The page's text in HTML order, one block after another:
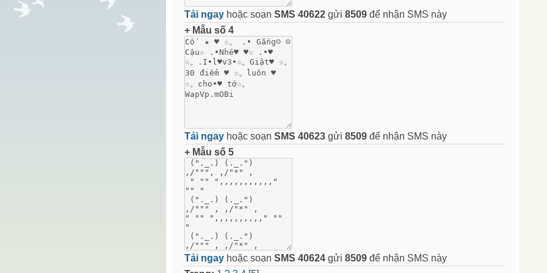
Tải ngay hoặc soạn SMS 40622 gửi 8509 để nhận SMS này
+ Mẫu số 4
Tải ngay hoặc soạn SMS 40623 gửi 8509 để nhận SMS này
+ Mẫu số 5
Tải ngay hoặc soạn SMS 40624 gửi 8509 để nhận SMS này